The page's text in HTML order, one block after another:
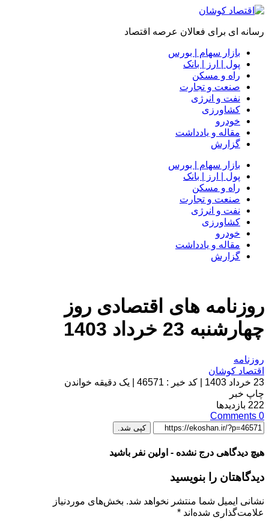
رسانه ای برای فعالان عرصه اقتصاد
بازار سهام | بورس
پول | ارز | بانک
راه و مسکن
صنعت و تجارت
نفت و انرژی
کشاورزی
خودرو
مقاله و یادداشت
گزارش
بازار سهام | بورس
پول | ارز | بانک
راه و مسکن
صنعت و تجارت
نفت و انرژی
کشاورزی
خودرو
مقاله و یادداشت
گزارش
روزنامه های اقتصادی روز
چهارشنبه 23 خرداد 1403
روزنامه
اقتصاد کوشان
23 خرداد 1403
کد خبر : 46571
یک دقیقه خواندن
چاپ خبر
222 بازدیدها
0
Comments
کپی شد.
هیچ دیدگاهی درج نشده - اولین نفر باشید
دیدگاهتان را بنویسید
نشانی ایمیل شما منتشر نخواهد شد. بخش‌های موردنیاز
علامت‌گذاری شده‌اند *